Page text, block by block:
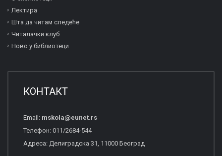
Лектира
Шта да читам следеће
Читалачки клуб
Ново у библиотеци
КОНТАКТ
Email: mskola@eunet.rs
Телефон: 011/2684-544
Адреса: Делиградска 31, 11000 Београд